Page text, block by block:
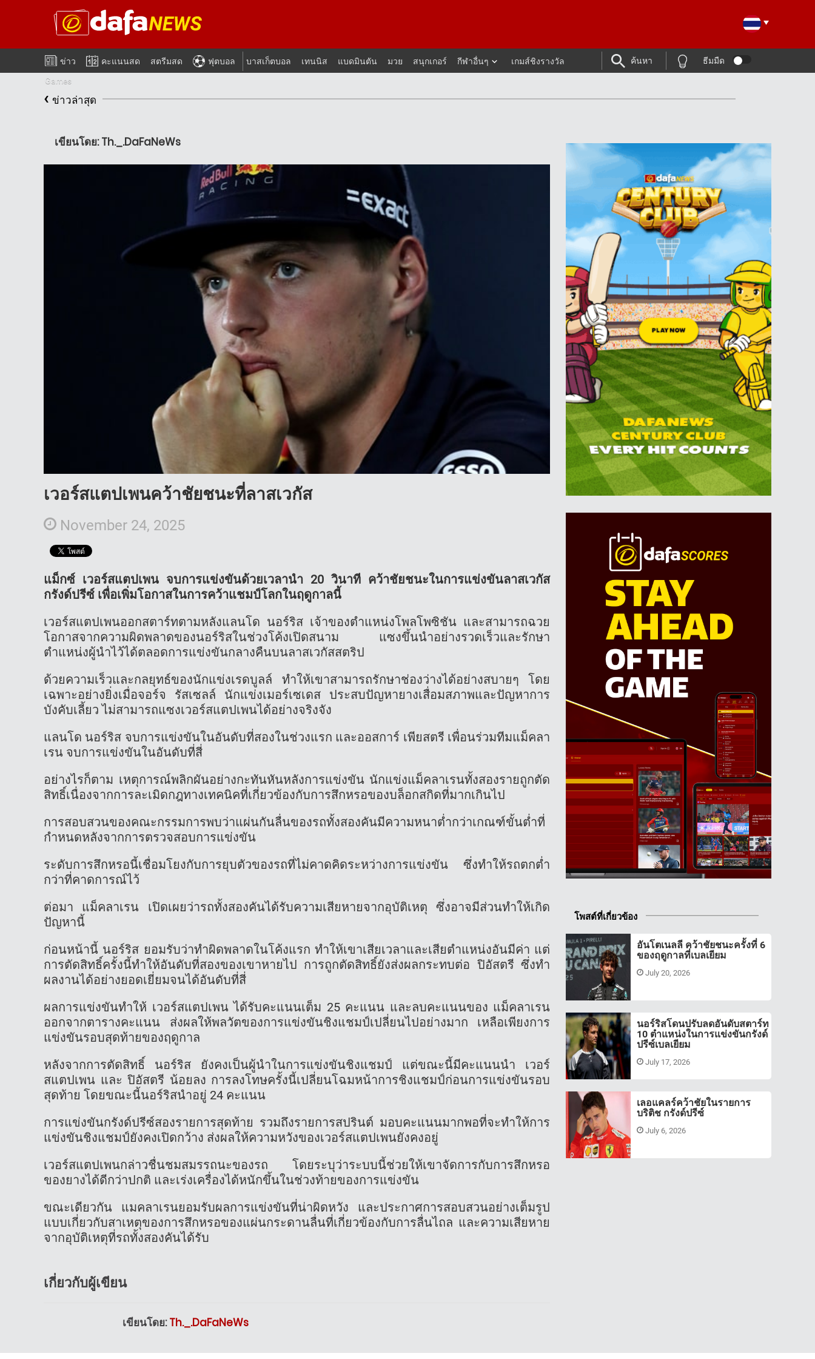
ข่าว คะแนนสด สตรีมสด ฟุตบอล บาสเก็ตบอล เทนนิส แบดมินตัน มวย สนุกเกอร์ กีฬาอื่นๆ
เกมส์ชิงรางวัล
Games
ค้นหา ธีมมืด
‹ ข่าวล่าสุด
เขียนโดย: Th._.DaFaNeWs
เวอร์สแตปเพนคว้าชัยชนะที่ลาสเวกัส
November 24, 2025
แม็กซ์ เวอร์สแตปเพน จบการแข่งขันด้วยเวลานำ 20 วินาที คว้าชัยชนะในการแข่งขันลาสเวกัส
กรังด์ปรีซ์ เพื่อเพิ่มโอกาสในการคว้าแชมป์โลกในฤดูกาลนี้
เวอร์สแตปเพนออกสตาร์ทตามหลังแลนโด นอร์ริส เจ้าของตำแหน่งโพลโพซิชัน และสามารถฉวย
โอกาสจากความผิดพลาดของนอร์ริสในช่วงโค้งเปิดสนาม แซงขึ้นนำอย่างรวดเร็วและรักษา
ตำแหน่งผู้นำไว้ได้ตลอดการแข่งขันกลางคืนบนลาสเวกัสสตริป
ด้วยความเร็วและกลยุทธ์ของนักแข่งเรดบูลล์ ทำให้เขาสามารถรักษาช่องว่างได้อย่างสบายๆ โดย
เฉพาะอย่างยิ่งเมื่อจอร์จ รัสเซลล์ นักแข่งเมอร์เซเดส ประสบปัญหายางเสื่อมสภาพและปัญหาการ
บังคับเลี้ยว ไม่สามารถแซงเวอร์สแตปเพนได้อย่างจริงจัง
แลนโด นอร์ริส จบการแข่งขันในอันดับที่สองในช่วงแรก และออสการ์ เพียสตรี เพื่อนร่วมทีมแม็คลา
เรน จบการแข่งขันในอันดับที่สี่
อย่างไรก็ตาม เหตุการณ์พลิกผันอย่างกะทันหันหลังการแข่งขัน นักแข่งแม็คลาเรนทั้งสองรายถูกตัด
สิทธิ์เนื่องจากการละเมิดกฎทางเทคนิคที่เกี่ยวข้องกับการสึกหรอของบล็อกสกิดที่มากเกินไป
การสอบสวนของคณะกรรมการพบว่าแผ่นกันลื่นของรถทั้งสองคันมีความหนาต่ำกว่าเกณฑ์ขั้นต่ำที่
กำหนดหลังจากการตรวจสอบการแข่งขัน
ระดับการสึกหรอนี้เชื่อมโยงกับการยุบตัวของรถที่ไม่คาดคิดระหว่างการแข่งขัน ซึ่งทำให้รถตกต่ำ
กว่าที่คาดการณ์ไว้
ต่อมา แม็คลาเรน เปิดเผยว่ารถทั้งสองคันได้รับความเสียหายจากอุบัติเหตุ ซึ่งอาจมีส่วนทำให้เกิด
ปัญหานี้
ก่อนหน้านี้ นอร์ริส ยอมรับว่าทำผิดพลาดในโค้งแรก ทำให้เขาเสียเวลาและเสียตำแหน่งอันมีค่า แต่
การตัดสิทธิ์ครั้งนี้ทำให้อันดับที่สองของเขาหายไป การถูกตัดสิทธิ์ยังส่งผลกระทบต่อ ปิอัสตรี ซึ่งทำ
ผลงานได้อย่างยอดเยี่ยมจนได้อันดับที่สี่
ผลการแข่งขันทำให้ เวอร์สแตปเพน ได้รับคะแนนเต็ม 25 คะแนน และลบคะแนนของ แม็คลาเรน
ออกจากตารางคะแนน ส่งผลให้พลวัตของการแข่งขันชิงแชมป์เปลี่ยนไปอย่างมาก เหลือเพียงการ
แข่งขันรอบสุดท้ายของฤดูกาล
หลังจากการตัดสิทธิ์ นอร์ริส ยังคงเป็นผู้นำในการแข่งขันชิงแชมป์ แต่ขณะนี้มีคะแนนนำ เวอร์
สแตปเพน และ ปิอัสตรี น้อยลง การลงโทษครั้งนี้เปลี่ยนโฉมหน้าการชิงแชมป์ก่อนการแข่งขันรอบ
สุดท้าย โดยขณะนี้นอร์ริสนำอยู่ 24 คะแนน
การแข่งขันกรังด์ปรีซ์สองรายการสุดท้าย รวมถึงรายการสปรินต์ มอบคะแนนมากพอที่จะทำให้การ
แข่งขันชิงแชมป์ยังคงเปิดกว้าง ส่งผลให้ความหวังของเวอร์สแตปเพนยังคงอยู่
เวอร์สแตปเพนกล่าวชื่นชมสมรรถนะของรถ โดยระบุว่าระบบนี้ช่วยให้เขาจัดการกับการสึกหรอ
ของยางได้ดีกว่าปกติ และเร่งเครื่องได้หนักขึ้นในช่วงท้ายของการแข่งขัน
ขณะเดียวกัน แมคลาเรนยอมรับผลการแข่งขันที่น่าผิดหวัง และประกาศการสอบสวนอย่างเต็มรูป
แบบเกี่ยวกับสาเหตุของการสึกหรอของแผ่นกระดานลื่นที่เกี่ยวข้องกับการลื่นไถล และความเสียหาย
จากอุบัติเหตุที่รถทั้งสองคันได้รับ
เกี่ยวกับผู้เขียน
เขียนโดย:Th._.DaFaNeWs
โพสต์ที่เกี่ยวข้อง
อันโตเนลลี คว้าชัยชนะครั้งที่ 6
ของฤดูกาลที่เบลเยียม
July 20, 2026
นอร์ริสโดนปรับลดอันดับสตาร์ท
10 ตำแหน่งในการแข่งขันกรังด์
ปรีซ์เบลเยียม
July 17, 2026
เลอแคลร์คว้าชัยในรายการ
บริติช กรังด์ปรีซ์
July 6, 2026